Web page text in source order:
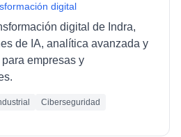
digital
digital de Indra,
de IA, analítica avanzada y
empresas y
Ciberseguridad